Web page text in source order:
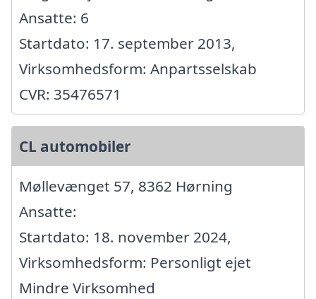
Ansatte: 6
Startdato: 17. september 2013,
Virksomhedsform: Anpartsselskab
CVR: 35476571
CL automobiler
Møllevænget 57, 8362 Hørning
Ansatte:
Startdato: 18. november 2024,
Virksomhedsform: Personligt ejet
Mindre Virksomhed